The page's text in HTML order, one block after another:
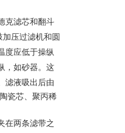
克滤芯和翻斗
压过滤机和圆
度应低于操纵
，如砂器。这
滤液吸出后由
瓷芯、聚丙稀
在两条滤带之